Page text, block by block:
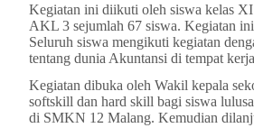
Kegiatan ini diikuti oleh siswa kelas
AKL 3 sejumlah 67 siswa. Kegiatan
Seluruh siswa mengikuti kegiatan
tentang dunia Akuntansi di tempat
Kegiatan dibuka oleh Wakil kepala
softskill dan hard skill bagi siswa
di SMKN 12 Malang. Kemudian